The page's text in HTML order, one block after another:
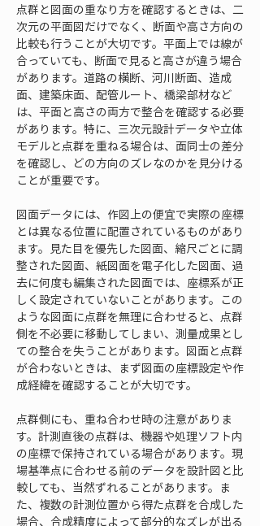
点群と図面の重なり方を確認するときは、二
次元の平面図だけでなく、断面や高さ方向の
比較も行うことが大切です。平面上では線が
合っていても、断面で見ると高さが違う場合
があります。道路の横断、河川断面、造成
面、建築床面、配管ルート、橋梁部材など
は、平面と高さの両方で整合を確認する必要
があります。特に、三次元設計データや立体
モデルと点群を重ねる場合は、面同士の差分
を確認し、どの方向のズレなのかを見分ける
ことが重要です。
図面データには、作図上の便宜で実際の座標
とは異なる位置に配置されているものがあり
ます。見た目を優先した図面、縮尺ごとに調
整された図面、紙図面を電子化した図面、過
去に何度も編集された図面では、座標系が正
しく設定されていないことがあります。この
ような図面に点群を無理に合わせると、点群
側を不必要に移動してしまい、測量成果とし
ての整合を失うことがあります。図面と点群
が合わないときは、まず図面の座標設定や作
成経緯を確認することが大切です。
点群側にも、重ね合わせ時の注意がありま
す。計測直後の点群は、機器や処理ソフト内
の座標で保持されている場合があります。現
場基準点に合わせる前のデータを設計図と比
較しても、当然ずれることがあります。ま
た、複数の計測位置から得た点群を合成した
場合、合成精度によって部分的なズレが出る